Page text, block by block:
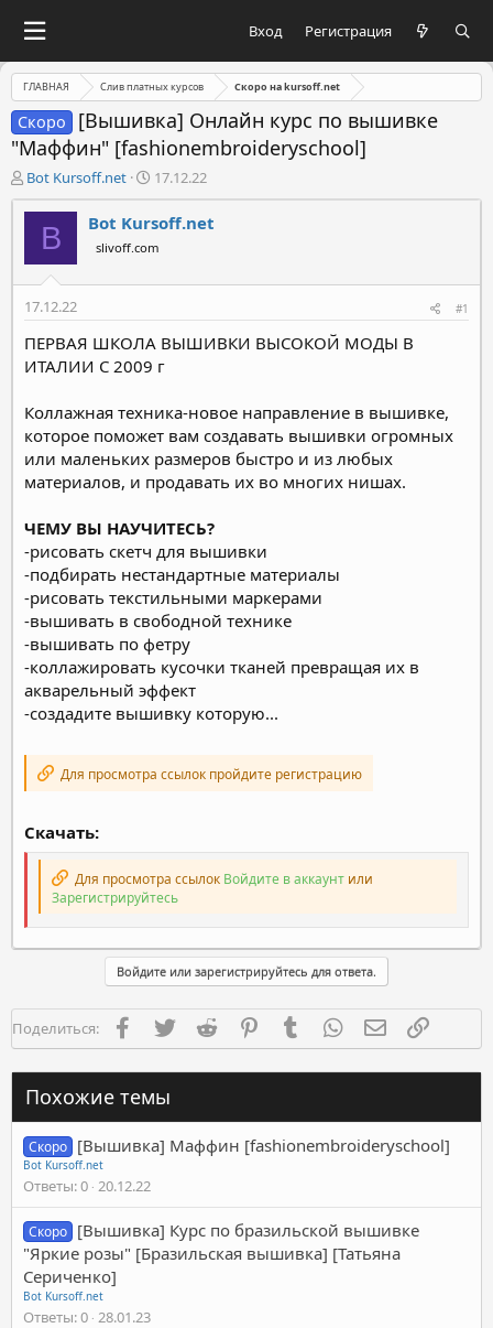
Вход Регистрация
ГЛАВНАЯ Слив платных курсов Скоро на kursoff.net
Скоро
[Вышивка] Онлайн курс по вышивке
"Маффин" [fashionembroideryschool]
А
в
т
м
ы
Bot Kursoff.net
Д
а
т
а
н
а
а
17.12.22
B Bot Kursoff.net
slivoff.com
17.12.22 #1
ПЕРВАЯ ШКОЛА ВЫШИВКИ ВЫСОКОЙ МОДЫ В
ИТАЛИИ С 2009 г
Коллажная техника-новое направление в вышивке,
которое поможет вам создавать вышивки огромных
или маленьких размеров быстро и из любых
материалов, и продавать их во многих нишах.
ЧЕМУ ВЫ НАУЧИТЕСЬ?
-рисовать скетч для вышивки
-подбирать нестандартные материалы
-рисовать текстильными маркерами
-вышивать в свободной технике
-вышивать по фетру
-коллажировать кусочки тканей превращая их в
акварельный эффект
-создадите вышивку которую...
Для просмотра ссылок пройдите регистрацию
Скачать:
Для просмотра ссылок Войдите в аккаунт или
Зарегистрируйтесь
Войдите или зарегистрируйтесь для ответа.
Поделиться: FacebookTwitter Reddit PinterestTumblr WhatsAppЭлектронная
Похожие темы
Скоро [Вышивка] Маффин [fashionembroideryschool]
Bot Kursoff.net
Ответы 0 20.12.22
Скоро [Вышивка] Курс по бразильской вышивке
"Яркие розы" [Бразильская вышивка] [Татьяна
Сериченко]
Bot Kursoff.net
Ответы 0 28.01.23